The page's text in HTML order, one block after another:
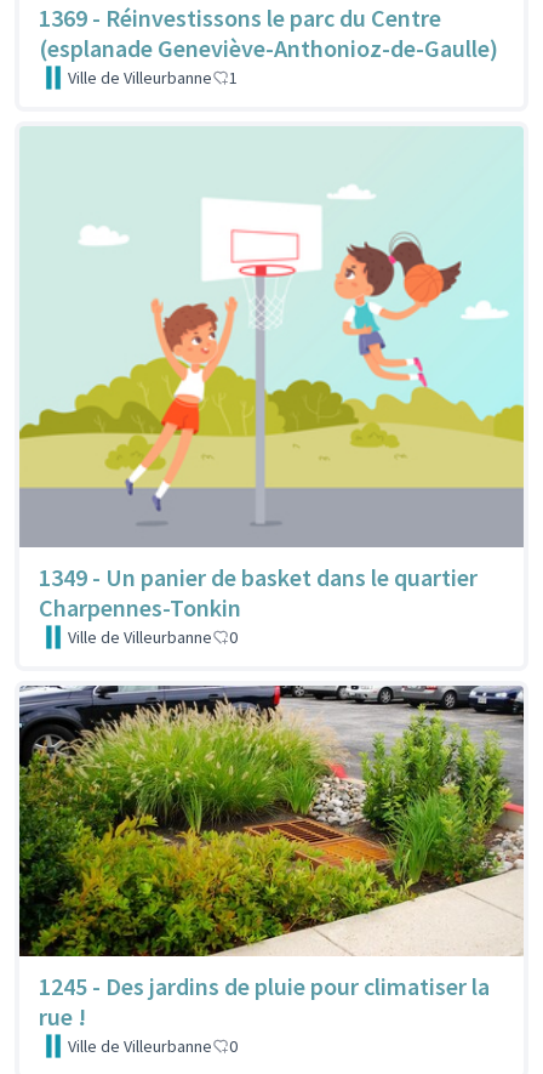
1369 - Réinvestissons le parc du Centre
(esplanade Geneviève-Anthonioz-de-Gaulle)
Ville de Villeurbanne 1
1349 - Un panier de basket dans le quartier
Charpennes-Tonkin
Ville de Villeurbanne 0
1245 - Des jardins de pluie pour climatiser la
rue !
Ville de Villeurbanne 0